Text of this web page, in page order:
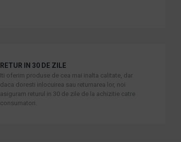
RETUR IN 30 DE ZILE
Iti oferim produse de cea mai inalta calitate, dar
daca doresti inlocuirea sau returnarea lor, noi
asiguram returul in 30 de zile de la achizitie catre
consumatori.